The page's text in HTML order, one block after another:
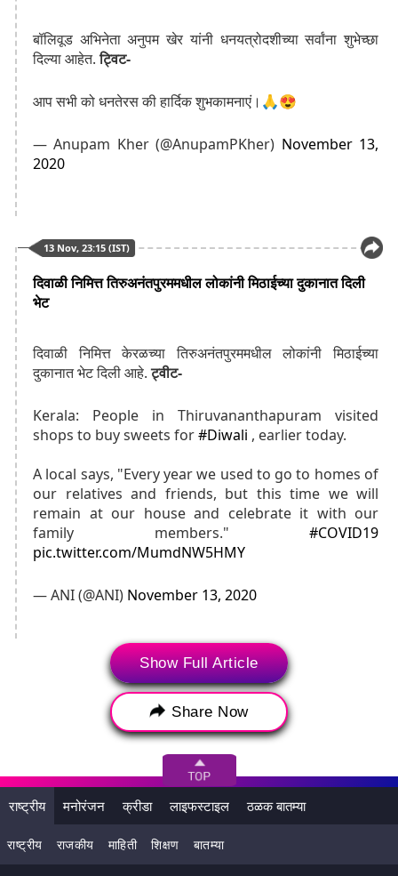
बॉलिवूड अभिनेता अनुपम खेर यांनी धनयत्रोदशीच्या सर्वांना शुभेच्छा
दिल्या आहेत.ट्विट-
आप सभी को धनतेरस की हार्दिक शुभकामनाएं।🙏😍
— Anupam Kher (@AnupamPKher) November 13,
2020
13 Nov, 23:15 (IST)
दिवाळी निमित्त तिरुअनंतपुरममधील लोकांनी मिठाईच्या दुकानात दिली
भेट
दिवाळी निमित्त केरळच्या तिरुअनंतपुरममधील लोकांनी मिठाईच्या
दुकानात भेट दिली आहे.ट्वीट-
Kerala: People in Thiruvananthapuram visited
shops to buy sweets for#Diwali , earlier today.
A local says, "Every year we used to go to homes of
our relatives and friends, but this time we will
remain at our house and celebrate it with our
family members." #COVID19
pic.twitter.com/MumdNW5HMY
— ANI (@ANI) November 13, 2020
13 Nov, 22:22 (IST)
पाकिस्तानकडून युद्धबंदीच्या उल्लंघनात चार जवानांनी आपला जीव
पाकिस्तानकडून युद्धबंदीच्या उल्लंघनात जखमी झालेल्या एका जवानाचा
मृत्यू झाला आहे. अशाप्रकारे एकूण चार जवानांनी आपला जीव गमावला.
भारतीय सेनाने याची माहिती दिली.
#UPDATE: One jawan who was injured in ceasefire
Show Full Article
Share Now
राष्ट्रीय मनोरंजन क्रीडा लाइफस्टाइल ठळक बातम्या
राष्ट्रीय राजकीय माहिती शिक्षण बातम्या